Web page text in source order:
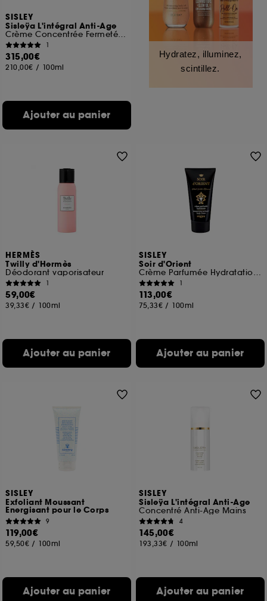
SISLEY
Sisleÿa L'intégral Anti-Age
Crème Concentrée Fermeté Corps
1
315,00€
210,00€ / 100ml
Ajouter au panier
Hydratez, illuminez,
scintillez.
HERMÈS
Twilly d'Hermès
Déodorant vaporisateur
1
59,00€
39,33€ / 100ml
Ajouter au panier
SISLEY
Soir d'Orient
Crème Parfumée Hydratation Corps
1
113,00€
75,33€ / 100ml
Ajouter au panier
SISLEY
Exfoliant Moussant
Energisant pour le Corps
9
119,00€
59,50€ / 100ml
Ajouter au panier
SISLEY
Sisleÿa L'intégral Anti-Age
Concentré Anti-Age Mains
4
145,00€
193,33€ / 100ml
Ajouter au panier